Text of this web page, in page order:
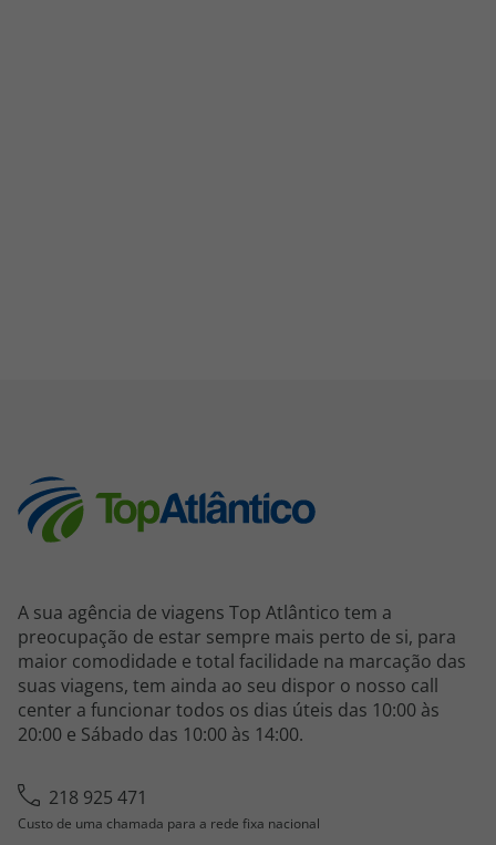
A sua agência de viagens Top Atlântico tem a
preocupação de estar sempre mais perto de si, para
maior comodidade e total facilidade na marcação das
suas viagens, tem ainda ao seu dispor o nosso call
center a funcionar todos os dias úteis das 10:00 às
20:00 e Sábado das 10:00 às 14:00.
218 925 471
Custo de uma chamada para a rede fixa nacional